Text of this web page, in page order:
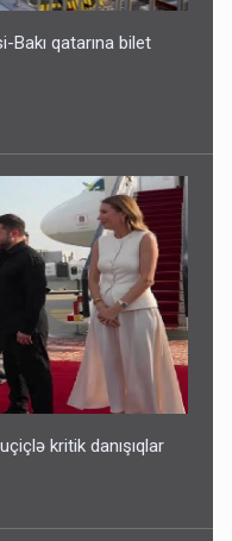
Bakı qatarına bilet
kritik danışıqlar